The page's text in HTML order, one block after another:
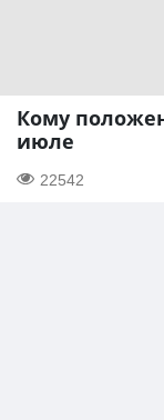
Кому
июле
22542